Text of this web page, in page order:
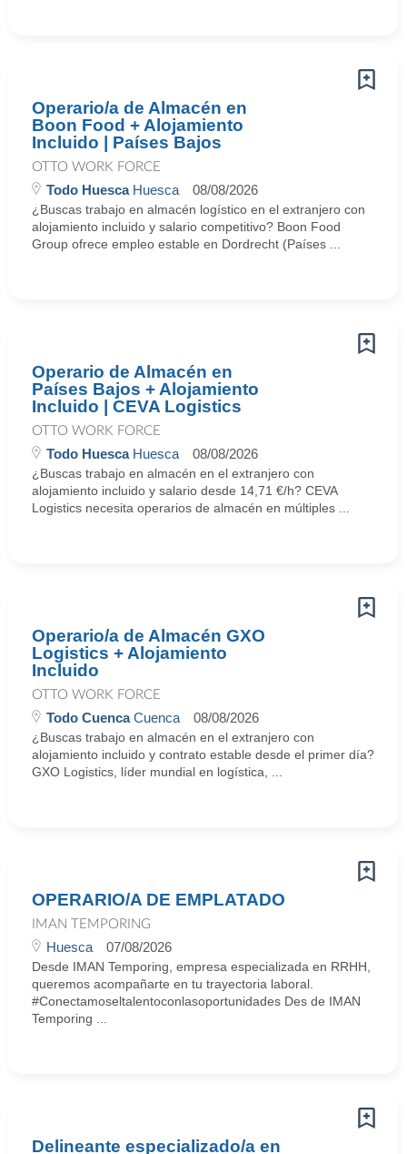
Operario/a de Almacén en
Boon Food + Alojamiento
Incluido | Países Bajos
OTTO WORK FORCE
Todo HuescaHuesca 08/08/2026
¿Buscas trabajo en almacén logístico en el extranjero con
alojamiento incluido y salario competitivo? Boon Food
Group ofrece empleo estable en Dordrecht (Países ...
Operario de Almacén en
Países Bajos + Alojamiento
Incluido | CEVA Logistics
OTTO WORK FORCE
Todo HuescaHuesca 08/08/2026
¿Buscas trabajo en almacén en el extranjero con
alojamiento incluido y salario desde 14,71 €/h? CEVA
Logistics necesita operarios de almacén en múltiples ...
Operario/a de Almacén GXO
Logistics + Alojamiento
Incluido
OTTO WORK FORCE
Todo CuencaCuenca 08/08/2026
¿Buscas trabajo en almacén en el extranjero con
alojamiento incluido y contrato estable desde el primer día?
GXO Logistics, líder mundial en logística, ...
OPERARIO/A DE EMPLATADO
IMAN TEMPORING
Huesca 07/08/2026
Desde IMAN Temporing, empresa especializada en RRHH,
queremos acompañarte en tu trayectoria laboral.
#Conectamoseltalentoconlasoportunidades Des de IMAN
Temporing ...
Delineante especializado/a en